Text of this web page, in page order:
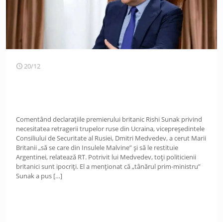
20/12
Comentând declarațiile premierului britanic Rishi Sunak privind
necesitatea retragerii trupelor ruse din Ucraina, vicepreședintele
Consiliului de Securitate al Rusiei, Dmitri Medvedev, a cerut Marii
Britanii „să se care din Insulele Malvine” și să le restituie
Argentinei, relatează RT. Potrivit lui Medvedev, toți politicienii
britanici sunt ipocriți. El a menționat că „tânărul prim-ministru”
Sunak a pus […]